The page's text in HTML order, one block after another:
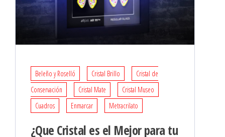
Beleño y Roselló Cristal Brillo
Cristal de
Conservación
Cristal Mate
Cristal Museo
Cuadros
Enmarcar Metracrilato
¿Que Cristal es el Mejor para tu